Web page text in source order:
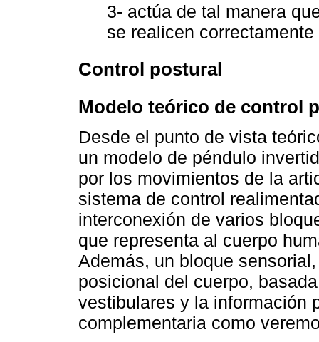
3- actúa de tal manera
se realicen
Control postural
Modelo teórico de control
Desde el punto de vista
un modelo de péndulo
por los movimientos de la
sistema de control
interconexión de varios
que representa al cuerpo
Además, un bloque
posicional del cuerpo,
vestibulares y la información
complementaria como